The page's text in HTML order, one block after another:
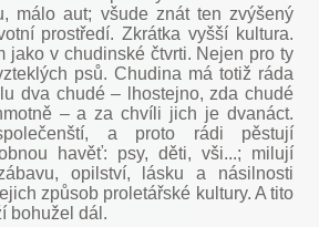
málo aut; všude znát ten zvýšený
prostředí. Zkrátka vyšší kultura.
jako v chudinské čtvrti. Nejen pro ty
psů. Chudina má totiž ráda
dva chudé – lhostejno, zda chudé
– a za chvíli jich je dvanáct.
a proto rádi pěstují
havěť: psy, děti, vši...; milují
opilství, lásku a násilnosti
způsob proletářské kultury. A tito
bohužel dál.